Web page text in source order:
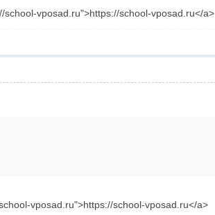
vposad.ru">https://school-vposad.ru</a>
vposad.ru">https://school-vposad.ru</a>